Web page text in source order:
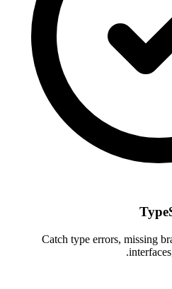
Catch type errors, missing